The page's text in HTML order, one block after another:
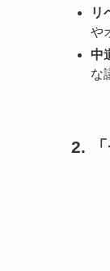
リ
や
中
な
2.